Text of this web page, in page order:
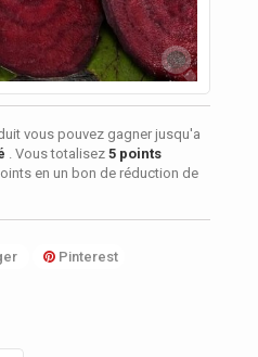
vous pouvez gagner jusqu'a
. Vous totalisez 5 points
en un bon de réduction de
Pinterest